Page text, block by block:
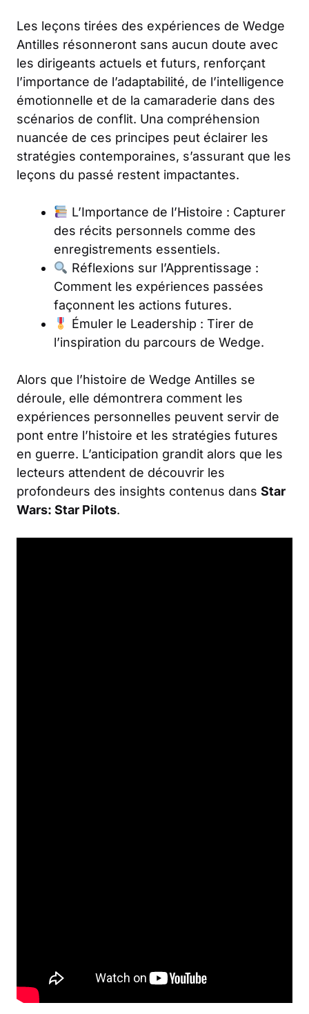
Les leçons tirées des expériences de Wedge
Antilles résonneront sans aucun doute avec
les dirigeants actuels et futurs, renforçant
l’importance de l’adaptabilité, de l’intelligence
émotionnelle et de la camaraderie dans des
scénarios de conflit. Una compréhension
nuancée de ces principes peut éclairer les
stratégies contemporaines, s’assurant que les
leçons du passé restent impactantes.
L’Importance de l’Histoire : Capturer
des récits personnels comme des
enregistrements essentiels.
Réflexions sur l’Apprentissage :
Comment les expériences passées
façonnent les actions futures.
Émuler le Leadership : Tirer de
l’inspiration du parcours de Wedge.
Alors que l’histoire de Wedge Antilles se
déroule, elle démontrera comment les
expériences personnelles peuvent servir de
pont entre l’histoire et les stratégies futures
en guerre. L’anticipation grandit alors que les
lecteurs attendent de découvrir les
profondeurs des insights contenus dans Star
Wars: Star Pilots.